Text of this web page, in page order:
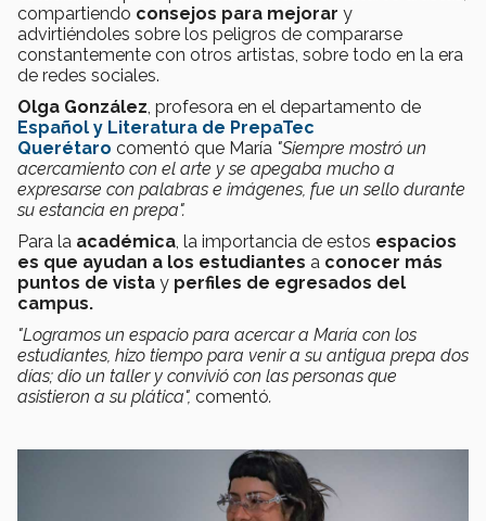
compartiendo consejos para mejorar y
advirtiéndoles sobre los peligros de compararse
constantemente con otros artistas, sobre todo en la era
de redes sociales.
Olga González , profesora en el departamento de
Español y Literatura de PrepaTec
Querétaro comentó que María "Siempre mostró un
acercamiento con el arte y se apegaba mucho a
expresarse con palabras e imágenes, fue un sello durante
su estancia en prepa".
Para la académica , la importancia de estos espacios
es que ayudan a los estudiantes a conocer más
puntos de vista y perfiles de egresados del
campus.
"Logramos un espacio para acercar a María con los
estudiantes, hizo tiempo para venir a su antigua prepa dos
días; dio un taller y convivió con las personas que
asistieron a su plática", comentó.